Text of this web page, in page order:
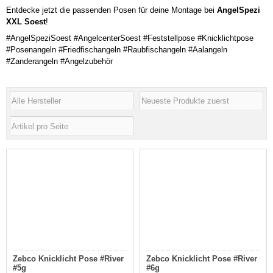
Entdecke jetzt die passenden Posen für deine Montage bei AngelSpezi
XXL Soest!
#AngelSpeziSoest #AngelcenterSoest #Feststellpose #Knicklichtpose
#Posenangeln #Friedfischangeln #Raubfischangeln #Aalangeln
#Zanderangeln #Angelzubehör
Zebco Knicklicht Pose #River
#5g
Zebco Knicklicht Pose #River
#6g